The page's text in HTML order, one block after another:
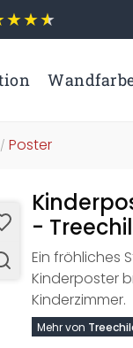
Poster
-
Ein fröhliches
Kinderposter
Kinderzimmer.
Mehr von